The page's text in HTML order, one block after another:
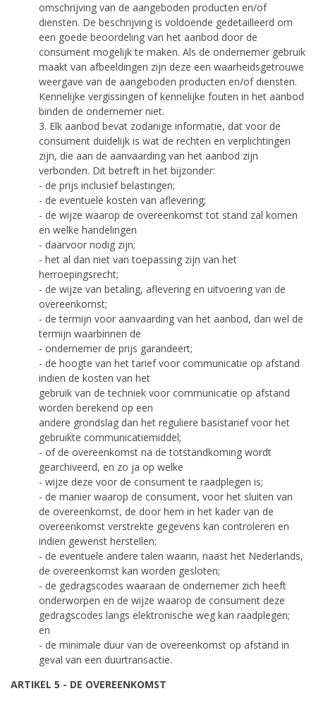
omschrijving van de aangeboden producten en/of
diensten. De beschrijving is voldoende gedetailleerd om
een goede beoordeling van het aanbod door de
consument mogelijk te maken. Als de ondernemer gebruik
maakt van afbeeldingen zijn deze een waarheidsgetrouwe
weergave van de aangeboden producten en/of diensten.
Kennelijke vergissingen of kennelijke fouten in het aanbod
binden de ondernemer niet.
3. Elk aanbod bevat zodanige informatie, dat voor de
consument duidelijk is wat de rechten en verplichtingen
zijn, die aan de aanvaarding van het aanbod zijn
verbonden. Dit betreft in het bijzonder:
- de prijs inclusief belastingen;
- de eventuele kosten van aflevering;
- de wijze waarop de overeenkomst tot stand zal komen
en welke handelingen
- daarvoor nodig zijn;
- het al dan niet van toepassing zijn van het
herroepingsrecht;
- de wijze van betaling, aflevering en uitvoering van de
overeenkomst;
- de termijn voor aanvaarding van het aanbod, dan wel de
termijn waarbinnen de
- ondernemer de prijs garandeert;
- de hoogte van het tarief voor communicatie op afstand
indien de kosten van het
gebruik van de techniek voor communicatie op afstand
worden berekend op een
andere grondslag dan het reguliere basistarief voor het
gebruikte communicatiemiddel;
- of de overeenkomst na de totstandkoming wordt
gearchiveerd, en zo ja op welke
- wijze deze voor de consument te raadplegen is;
- de manier waarop de consument, voor het sluiten van
de overeenkomst, de door hem in het kader van de
overeenkomst verstrekte gegevens kan controleren en
indien gewenst herstellen;
- de eventuele andere talen waarin, naast het Nederlands,
de overeenkomst kan worden gesloten;
- de gedragscodes waaraan de ondernemer zich heeft
onderworpen en de wijze waarop de consument deze
gedragscodes langs elektronische weg kan raadplegen;
en
- de minimale duur van de overeenkomst op afstand in
geval van een duurtransactie.
ARTIKEL 5 - DE OVEREENKOMST